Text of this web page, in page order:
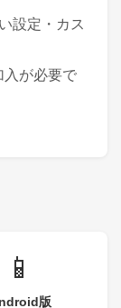
設定・カス
入が必要で
📱
版